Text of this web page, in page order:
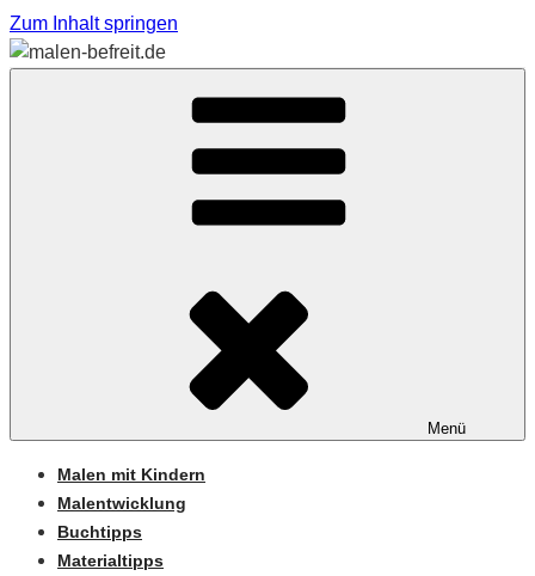
Zum Inhalt springen
MALEN-BEFREIT.DE
Sabine Feickert – Atelier für begleitetes Malen
Menü
Malen mit Kindern
Malentwicklung
Buchtipps
Materialtipps